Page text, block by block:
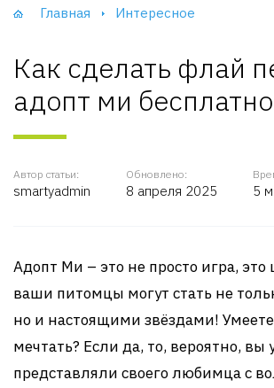
Главная Интересное
Как сделать флай
адопт ми бесплатно
Автор статьи:
smartyadmin
Обновлено:
8 апреля 2025 5
Адопт Ми – это не просто игра,
ваши питомцы могут стать не
но и настоящими звёздами!
мечтать? Если да, то, вероятно, вы
представляли своего любимца с